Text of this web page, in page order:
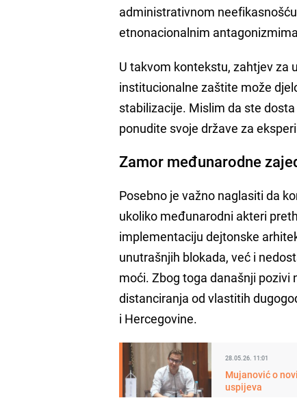
administrativnom
etnonacionalnim
U takvom kontekstu, zahtjev za
institucionalne zaštite može
stabilizacije. Mislim da ste
ponudite svoje države za
Zamor međunarodne
Posebno je važno naglasiti da
ukoliko međunarodni akteri
implementaciju dejtonske
unutrašnjih blokada, već i
moći. Zbog toga današnji pozivi
distanciranja od vlastitih
i Hercegovine.
28.05.26. 11:01
Mujanović o
uspijeva